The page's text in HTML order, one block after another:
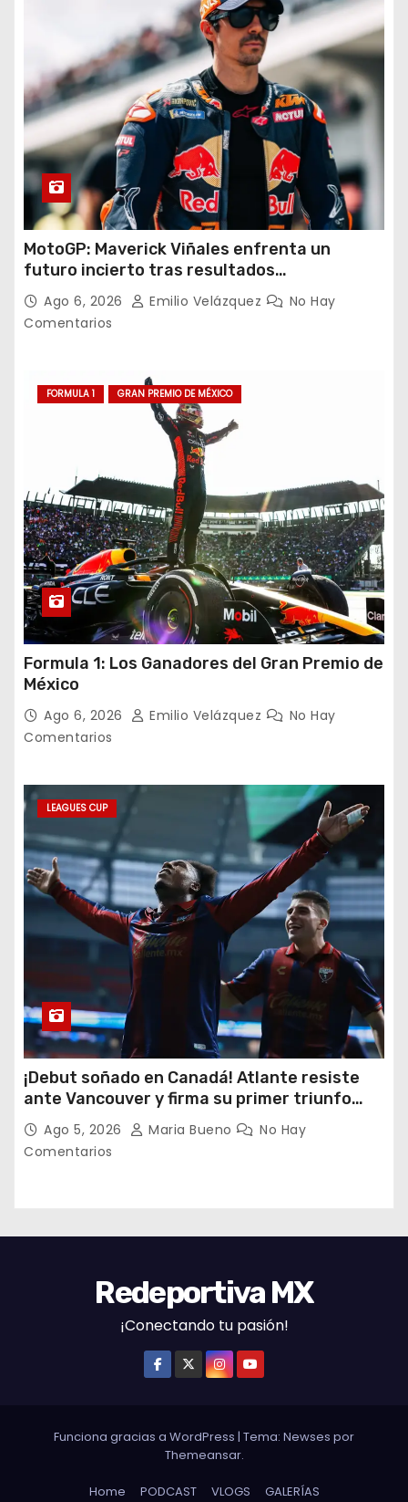
MotoGP: Maverick Viñales enfrenta un
futuro incierto tras resultados
decepcionantes
Ago 6, 2026 Emilio Velázquez
No Hay
Comentarios
FORMULA 1 GRAN PREMIO DE MÉXICO
Formula 1: Los Ganadores del Gran Premio de
México
Ago 6, 2026 Emilio Velázquez
No Hay
Comentarios
LEAGUES CUP
¡Debut soñado en Canadá! Atlante resiste
ante Vancouver y firma su primer triunfo
histórico en la Leagues Cup
Ago 5, 2026 Maria Bueno
No Hay
Comentarios
Redeportiva MX
¡Conectando tu pasión!
Funciona gracias a WordPress | Tema: Newses por
Themeansar.
Home PODCAST VLOGS GALERÍAS